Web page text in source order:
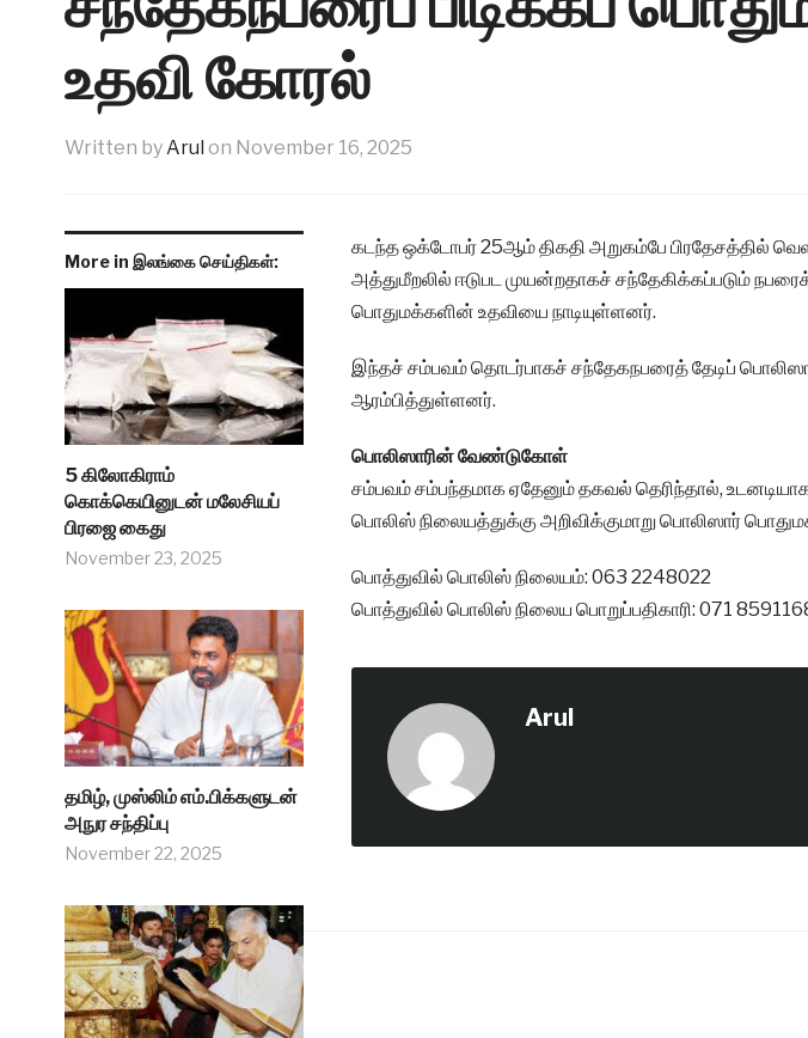
உதவி கோரல்
Written byArul on November 16, 2025
More in இலங்கை செய்திகள்:
5 கிலோகிராம்
கொக்கெயினுடன் மலேசியப்
பிரஜை கைது
November 23, 2025
தமிழ், முஸ்லிம் எம்.பிக்களுடன்
அநுர சந்திப்பு
November 22, 2025
கடந்த ஒக்டோபர் 25ஆம் திகதி அறுகம்பே பிரதேசத்தில்
அத்துமீறலில் ஈடுபட முயன்றதாகச் சந்தேகிக்கப்படும்
பொதுமக்களின் உதவியை நாடியுள்ளனர்.
இந்தச் சம்பவம் தொடர்பாகச் சந்தேகநபரைத் தேடிப்
ஆரம்பித்துள்ளனர்.
பொலிஸாரின் வேண்டுகோள்
சம்பவம் சம்பந்தமாக ஏதேனும் தகவல் தெரிந்தால்,
பொலிஸ் நிலையத்துக்கு அறிவிக்குமாறு பொலிஸார்
பொத்துவில் பொலிஸ் நிலையம்: 063 2248022
பொத்துவில் பொலிஸ் நிலைய பொறுப்பதிகாரி: 071
Arul